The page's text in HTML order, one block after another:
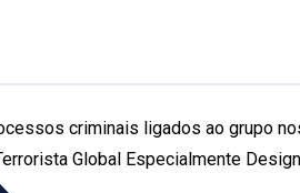
criminais ligados ao grupo
Global Especialmente